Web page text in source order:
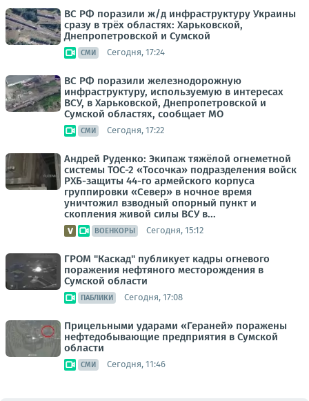
ВС РФ поразили ж/д инфраструктуру Украины
сразу в трёх областях: Харьковской,
Днепропетровской и Сумской
СМИ Сегодня, 17:24
ВС РФ поразили железнодорожную
инфраструктуру, используемую в интересах
ВСУ, в Харьковской, Днепропетровской и
Сумской областях, сообщает МО
СМИ Сегодня, 17:22
Андрей Руденко: Экипаж тяжёлой огнеметной
системы ТОС-2 «Тосочка» подразделения войск
РХБ-защиты 44-го армейского корпуса
группировки «Север» в ночное время
уничтожил взводный опорный пункт и
скопления живой силы ВСУ в...
ВОЕНКОРЫ Сегодня, 15:12
ГРОМ "Каскад" публикует кадры огневого
поражения нефтяного месторождения в
Сумской области
ПАБЛИКИ Сегодня, 17:08
Прицельными ударами «Гераней» поражены
нефтедобывающие предприятия в Сумской
области
СМИ Сегодня, 11:46